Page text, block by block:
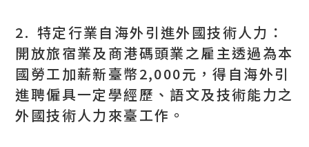
2. 特定行業自海外引進外國技術人力：
開放旅宿業及商港碼頭業之雇主透過為本
國勞工加薪新臺幣2,000元，得自海外引
進聘僱具一定學經歷、語文及技術能力之
外國技術人力來臺工作。